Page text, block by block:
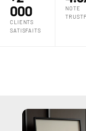
000
CLIENTS
SATISFAITS
NOTE